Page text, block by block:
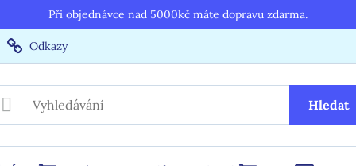
Při objednávce nad 5000kč máte dopravu zdarma.
Odkazy
Hledat